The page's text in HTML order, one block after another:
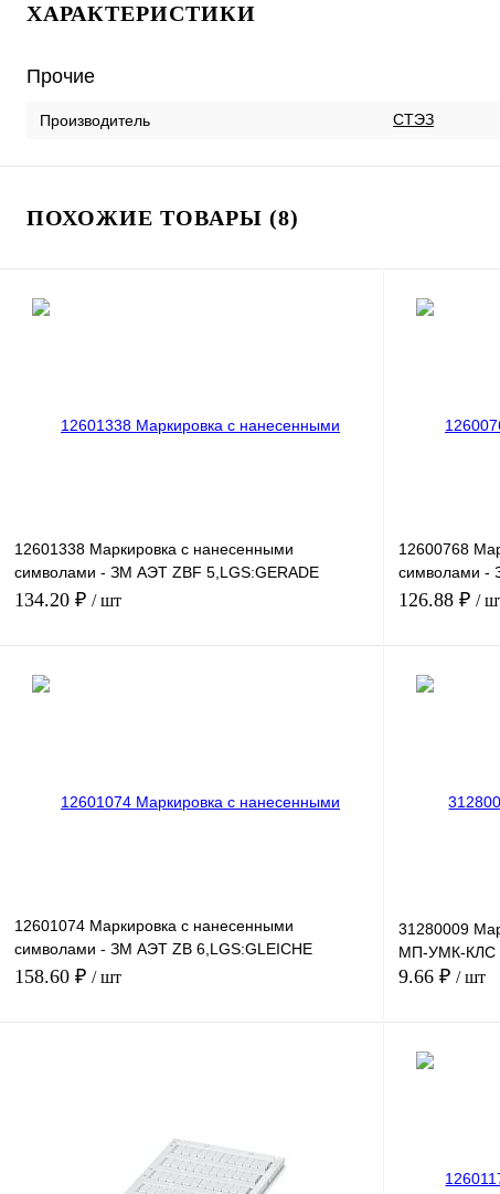
ХАРАКТЕРИСТИКИ
Прочие
Производитель СТЭЗ
ПОХОЖИЕ ТОВАРЫ (8)
12601338 Маркировка с нанесенными
символами - ЗМ АЭТ ZBF 5,LGS:GERADE
ZAHLEN 62-80
134.20 ₽ / шт
12600768
символами -
ZAHLEN 21
126.88 ₽ /
12601074 Маркировка с нанесенными
символами - ЗМ АЭТ ZB 6,LGS:GLEICHE
ZAHLEN 79
158.60 ₽ / шт
Под заказ
31280009
МП-УМК-КЛС
9.66 ₽ / шт